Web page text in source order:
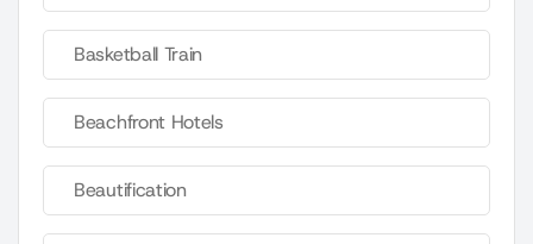
Basketball Train
Beachfront Hotels
Beautification